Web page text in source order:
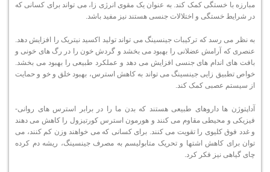
مبارزه با خستگی کمک کند. به عنوان یک مقوی انرژی زا، می تواند برای کسانی که
در شرایط خستگی و اختلالات جنسی هستند نیز مفید باشد.
به نظر می رسد که ترکیبات جینسینگ می تواند تولید اکسید نیتریک را افزایش دهد.
عنصری که آرامش عضلانی را بهبود می بخشد و گردش خون را در رگ های خونی و
بافت های اندام های جنسی افزایش می دهد و عملکرد طبیعی را بهبود می بخشد.
خواص تطبیق زایی جینسینگ می تواند به کاهش استرس، بهبود خلق و خو و حمایت
از سیستم عصبی کمک کند.
آداپتوژن ها داروهای طبیعی هستند که بدن ما را در برابر استرس های روانی-
فیزیکی و محیطی مقاوم می کنند و هورمون استرس کورتیزول را کاهش می دهند
و غدد فوق کلیوی را تقویت می کنند. برای کسانی که می خواهند وزن کم کنند، می
توان برای کاهش اشتها و تحریک متابولیسم به مصرف جینسینگ، ریشه دم کرده
چای گیاهی نیز فکر کرد.